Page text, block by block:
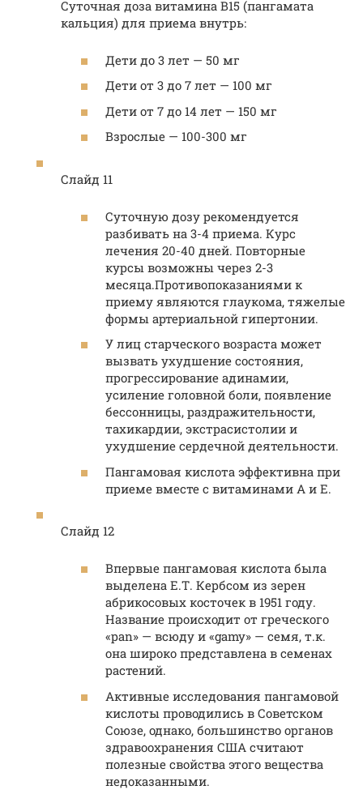
Суточная доза витамина B15 (пангамата
кальция) для приема внутрь:
Дети до 3 лет — 50 мг
Дети от 3 до 7 лет — 100 мг
Дети от 7 до 14 лет — 150 мг
Взрослые — 100-300 мг
Слайд 11
Суточную дозу рекомендуется
разбивать на 3-4 приема. Курс
лечения 20-40 дней. Повторные
курсы возможны через 2-3
месяца.Противопоказаниями к
приему являются глаукома, тяжелые
формы артериальной гипертонии.
У лиц старческого возраста может
вызвать ухудшение состояния,
прогрессирование адинамии,
усиление головной боли, появление
бессонницы, раздражительности,
тахикардии, экстрасистолии и
ухудшение сердечной деятельности.
Пангамовая кислота эффективна при
приеме вместе с витаминами А и Е.
Слайд 12
Впервые пангамовая кислота была
выделена Е.Т. Кербсом из зерен
абрикосовых косточек в 1951 году.
Название происходит от греческого
«pan» — всюду и «gamy» — семя, т.к.
она широко представлена в семенах
растений.
Активные исследования пангамовой
кислоты проводились в Советском
Союзе, однако, большинство органов
здравоохранения США считают
полезные свойства этого вещества
недоказанными.